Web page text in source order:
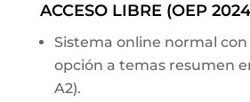
ACCESO LIBRE (OEP
Sistema online normal con
opción a temas resumen
A2).